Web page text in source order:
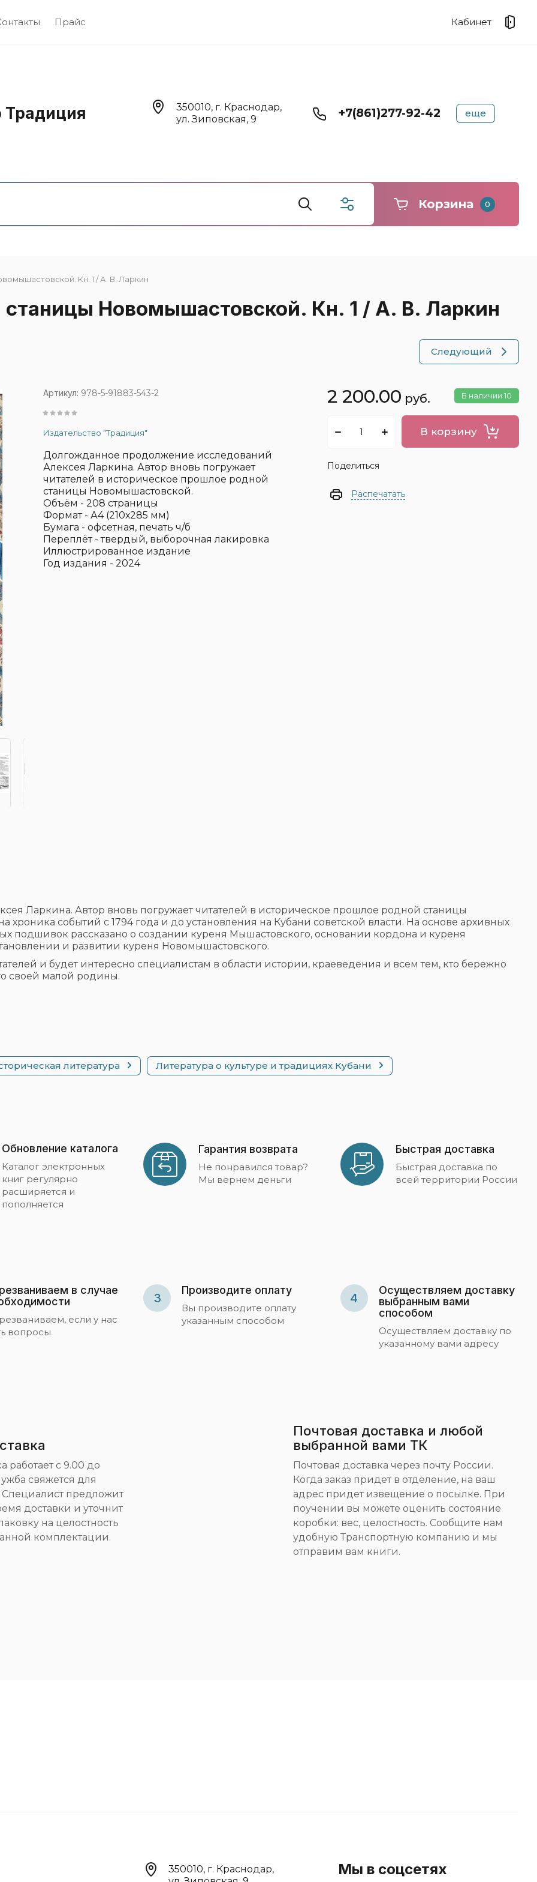
Прайс Кабинет
Традиция
350010, г. Краснодар,
ул. Зиповская, 9
+7(861)277-92-42 еще
Кубани
литература
Литература прочих
Литература кубанских
авторов
Мультимедийное
оборудование
Укрупнённый шрифт
Уценённые книги
Новая подборка книг для детей и взрослых
Корзина 0
Кн. 1 / А. В. Ларкин
Новомышастовской. Кн. 1 / А. В. Ларкин
Следующий
Артикул: 978-5-91883-543-2
Издательство "Традиция"
Долгожданное продолжение исследований
Алексея Ларкина. Автор вновь погружает
читателей в историческое прошлое родной
станицы Новомышастовской.
Объём - 208 страницы
Формат - А4 (210х285 мм)
Бумага - офсетная, печать ч/б
Переплёт - твердый, выборочная лакировка
Иллюстрированное издание
Год издания - 2024
В наличии 10
2 200.00 руб.
В корзину
Поделиться
Распечатать
Ларкина. Автор вновь погружает читателей в историческое прошлое родной станицы
событий с 1794 года и до установления на Кубани советской власти. На основе архивных
подшивок рассказано о создании куреня Мышастовского, основании кордона и куреня
и развитии куреня Новомышастовского.
и будет интересно специалистам в области истории, краеведения и всем тем, кто бережно
своей малой родины.
литература Литература о культуре и традициях Кубани
Обновление каталога
Каталог электронных
книг регулярно
расширяется и
пополняется
Гарантия возврата
Не понравился товар?
Мы вернем деньги
Быстрая доставка
Быстрая доставка по
всей территории России
в случае
если у нас
вопросы
3
Производите оплату
Вы производите оплату
указанным способом
4
Осуществляем доставку
выбранным вами
способом
Осуществляем доставку по
указанному вами адресу
работает с 9.00 до
свяжется для
Специалист предложит
доставки и уточнит
на целостность
комплектации.
Почтовая доставка и любой
выбранной вами ТК
Почтовая доставка через почту России.
Когда заказ придет в отделение, на ваш
адрес придет извещение о посылке. При
поучении вы можете оценить состояние
коробки: вес, целостность. Сообщите нам
удобную Транспортную компанию и мы
отправим вам книги.
350010, г. Краснодар,
Мы в соцсетях